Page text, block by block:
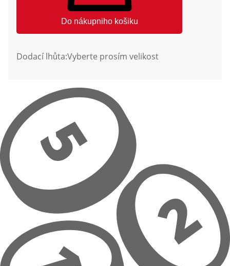
Do nákupniho košiku
Dodací lhůta:Vyberte prosím velikost